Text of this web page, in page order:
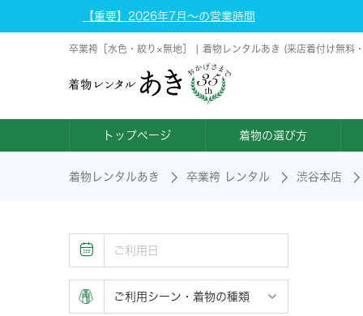
【重要】2026年7月～の営業時間
卒業袴［水色・絞り×無地］ | 着物レンタルあき (来店着付け無料
トップページ 着物の選び方
着物レンタルあき 卒業袴 レンタル 渋谷本店